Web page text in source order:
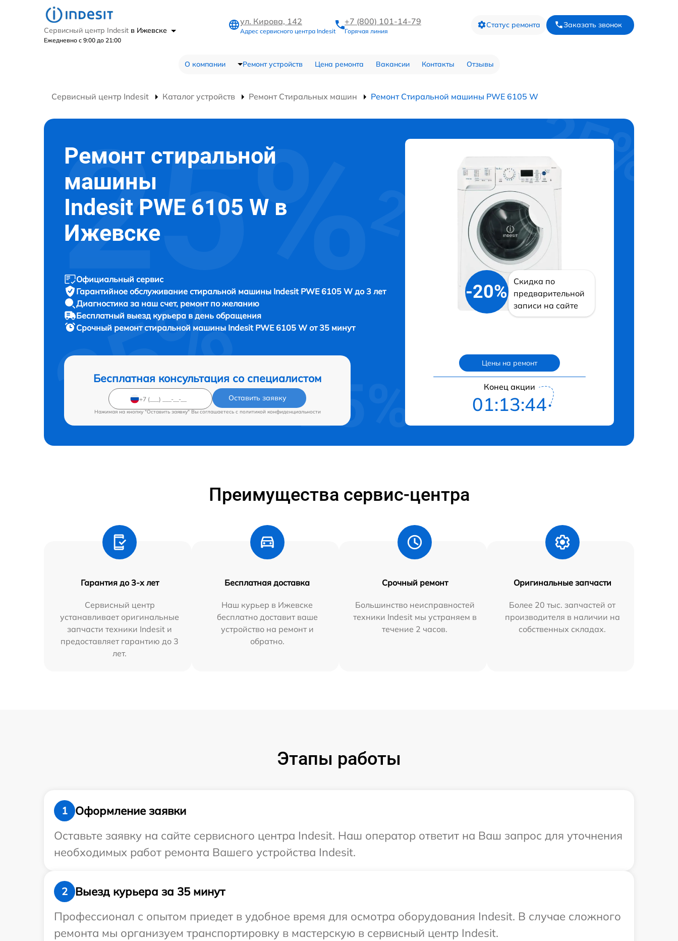
Сервисный центр Indesit в Ижевске
Ежедневно с 9:00 до 21:00
ул. Кирова, 142
Адрес сервисного центра Indesit
+7 (800) 101-14-79
Горячая линия
Статус ремонта Заказать звонок
О компании Ремонт устройств Цена ремонта Вакансии Контакты Отзывы
Сервисный центр Indesit Каталог устройств Ремонт Стиральных машин Ремонт Стиральной машины PWE 6105 W
Ремонт стиральной
машины
Indesit PWE 6105 W в
Ижевске
Официальный сервис
Гарантийное обслуживание стиральной машины Indesit PWE 6105 W до 3 лет
Диагностика за наш счет, ремонт по желанию
Бесплатный выезд курьера в день обращения
Срочный ремонтстиральной машины Indesit PWE 6105 W от 35 минут
Бесплатная консультация со специалистом
Оставить заявку
Нажимая на кнопку "Оставить заявку" Вы соглашаетесь c политикой конфиденциальности
-20%
Скидка по
предварительной
записи на сайте
Цены на ремонт
Конец акции
01:13:43
Преимущества сервис-центра
Гарантия до 3-х лет
Сервисный центр
устанавливает оригинальные
запчасти техники Indesit и
предоставляет гарантию до 3
лет.
Бесплатная доставка
Наш курьер в Ижевске
бесплатно доставит ваше
устройство на ремонт и
обратно.
Срочный ремонт
Большинство неисправностей
техники Indesit мы устраняем в
течение 2 часов.
Оригинальные запчасти
Более 20 тыс. запчастей от
производителя в наличии на
собственных складах.
Этапы работы
1
Оформление заявки
Оставьте заявку на сайте сервисного центра Indesit. Наш оператор ответит на Ваш запрос для уточнения
необходимых работ ремонта Вашего устройства Indesit.
2
Выезд курьера за 35 минут
Профессионал с опытом приедет в удобное время для осмотра оборудования Indesit. В случае сложного
ремонта мы организуем транспортировку в мастерскую в сервисный центр Indesit.